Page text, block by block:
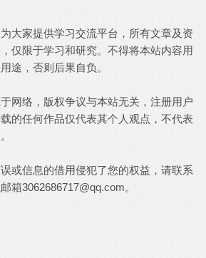
大家提供学习交流平台，所有文章及资
仅限于学习和研究。不得将本站内容用
途，否则后果自负。
网络，版权争议与本站无关，注册用户
的任何作品仅代表其个人观点，不代表
或信息的借用侵犯了您的权益，请联系
箱3062686717@qq.com。